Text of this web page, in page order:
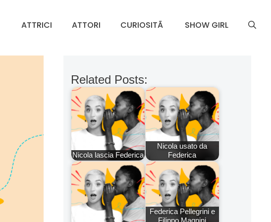
ATTRICI ATTORI CURIOSITÃ SHOW GIRL
Related Posts:
Nicola lascia Federica
Nicola usato da
Federica
Federica Pellegrini e